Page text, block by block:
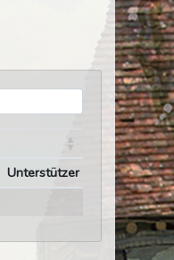
Unterstützer